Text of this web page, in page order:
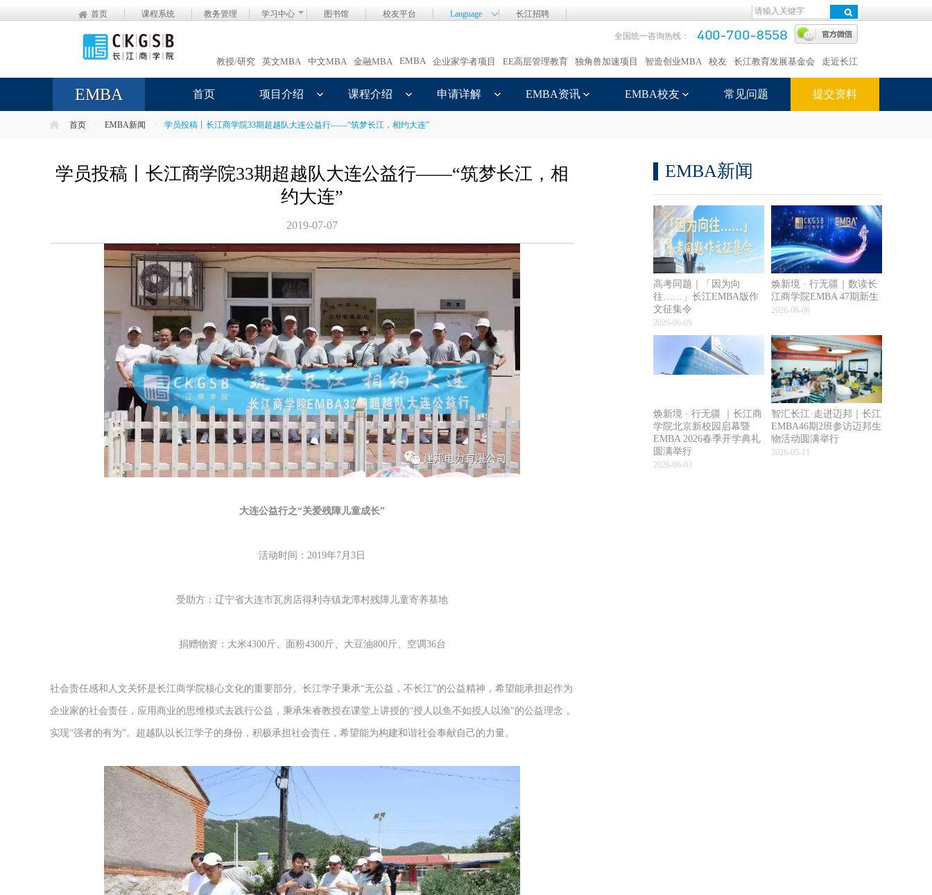
首页 课程系统 教务管理 学习中心 图书馆 校友平台 Language 长江招聘
全国统一咨询热线：
教授/研究 英文MBA 中文MBA 金融MBA EMBA 企业家学者项目 EE高层管理教育 独角兽加速项目 智造创业MBA 校友 长江教育发展基金会 走近长江
EMBA 首页 项目介绍 课程介绍 申请详解 EMBA资讯 EMBA校友 常见问题 提交资料
首页 EMBA新闻 学员投稿丨长江商学院33期超越队大连公益行——“筑梦长江，相约大连”
学员投稿丨长江商学院33期超越队大连公益行——“筑梦长江，相
约大连”
2019-07-07
大连公益行之“关爱残障儿童成长”
活动时间：2019年7月3日
受助方：辽宁省大连市瓦房店得利寺镇龙潭村残障儿童寄养基地
捐赠物资：大米4300斤、面粉4300斤、大豆油800斤、空调36台
社会责任感和人文关怀是长江商学院核心文化的重要部分。长江学子秉承“无公益，不长江”的公益精神，希望能承担起作为
企业家的社会责任，应用商业的思维模式去践行公益，秉承朱睿教授在课堂上讲授的“授人以鱼不如授人以渔”的公益理念，
实现“强者的有为”。超越队以长江学子的身份，积极承担社会责任，希望能为构建和谐社会奉献自己的力量。
EMBA新闻
高考同题｜「因为向
往……」长江EMBA版作
文征集令
2026-06-09
焕新境 · 行无疆｜数读长
江商学院EMBA 47期新生
2026-06-06
焕新境 · 行无疆 ｜长江商
学院北京新校园启幕暨
EMBA 2026春季开学典礼
圆满举行
2026-06-03
智汇长江·走进迈邦｜长江
EMBA46期2班参访迈邦生
物活动圆满举行
2026-05-11